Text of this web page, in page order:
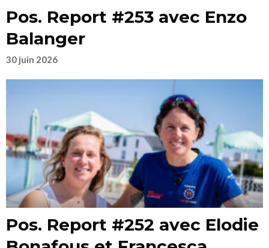
Pos. Report #253 avec Enzo
Balanger
30 juin 2026
Pos. Report #252 avec Elodie